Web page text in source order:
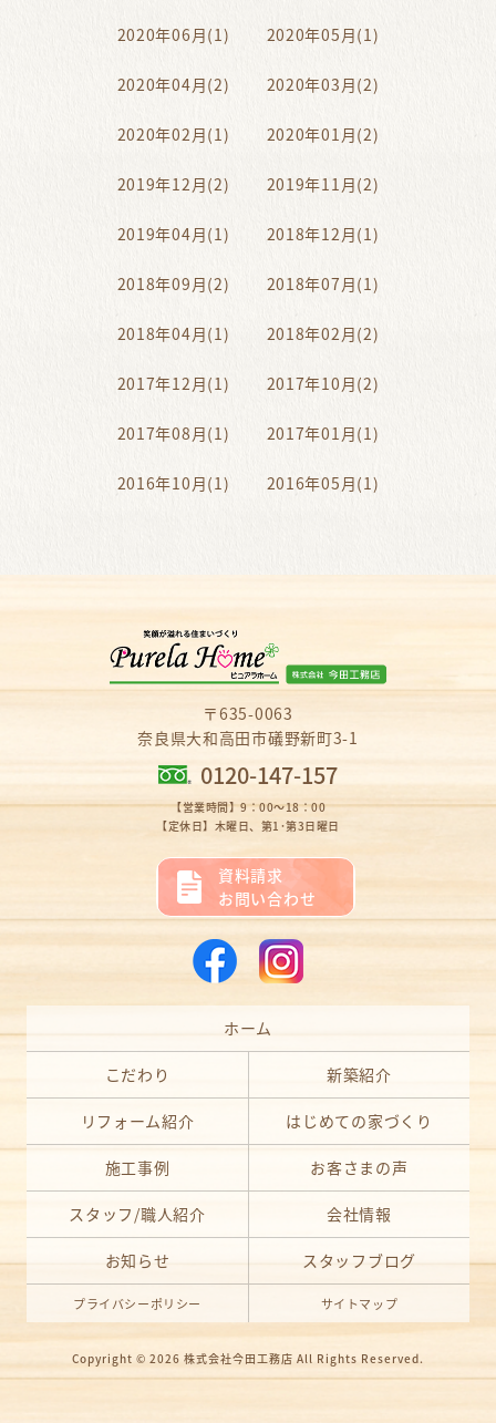
2020年06月(1) 2020年05月(1)
2020年04月(2) 2020年03月(2)
2020年02月(1) 2020年01月(2)
2019年12月(2) 2019年11月(2)
2019年04月(1) 2018年12月(1)
2018年09月(2) 2018年07月(1)
2018年04月(1) 2018年02月(2)
2017年12月(1) 2017年10月(2)
2017年08月(1) 2017年01月(1)
2016年10月(1) 2016年05月(1)
〒635-0063
奈良県大和高田市礒野新町3-1
0120-147-157
【営業時間】9：00～18：00
【定休日】木曜日、第1･第3日曜日
資料請求
お問い合わせ
ホーム
こだわり 新築紹介
リフォーム紹介 はじめての家づくり
施工事例 お客さまの声
スタッフ/職人紹介 会社情報
お知らせ スタッフブログ
プライバシーポリシー サイトマップ
Copyright © 2026 株式会社今田工務店 All Rights Reserved.